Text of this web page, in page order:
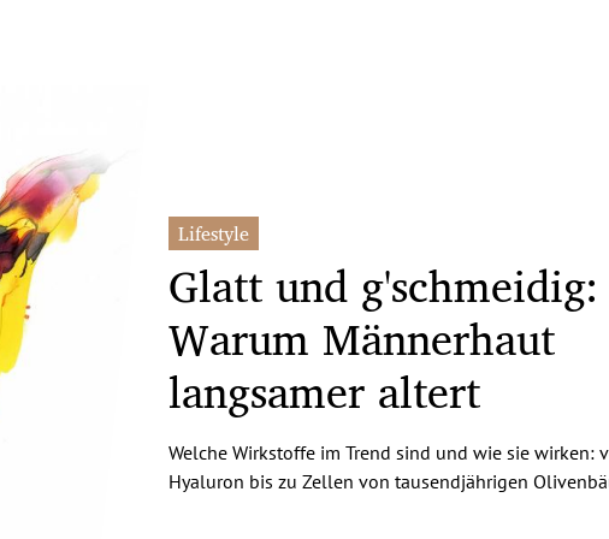
Lifestyle
Glatt und g'schmeidig:
Warum Männerhaut
langsamer altert
Welche Wirkstoffe im Trend sind und wie sie wirken:
Hyaluron bis zu Zellen von tausendjährigen